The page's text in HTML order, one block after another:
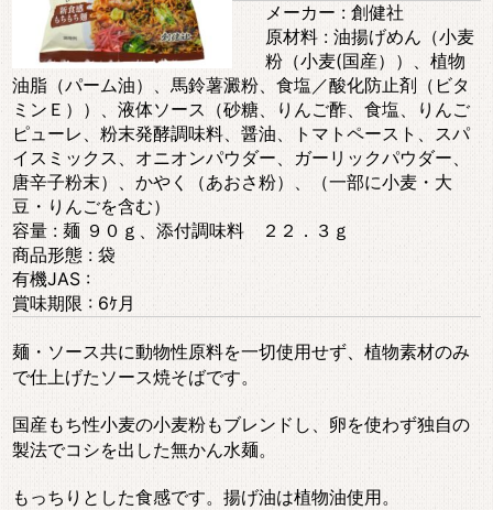
メーカー : 創健社
原材料 : 油揚げめん（小麦
粉（小麦(国産））、植物
油脂（パーム油）、馬鈴薯澱粉、食塩／酸化防止剤（ビタ
ミンＥ））、液体ソース（砂糖、りんご酢、食塩、りんご
ピューレ、粉末発酵調味料、醤油、トマトペースト、スパ
イスミックス、オニオンパウダー、ガーリックパウダー、
唐辛子粉末）、かやく（あおさ粉）、（一部に小麦・大
豆・りんごを含む）
容量 : 麺 ９０ｇ、添付調味料 ２２．３ｇ
商品形態 : 袋
有機JAS :
賞味期限 : 6ｹ月
麺・ソース共に動物性原料を一切使用せず、植物素材のみ
で仕上げたソース焼そばです。
国産もち性小麦の小麦粉もブレンドし、卵を使わず独自の
製法でコシを出した無かん水麺。
もっちりとした食感です。揚げ油は植物油使用。